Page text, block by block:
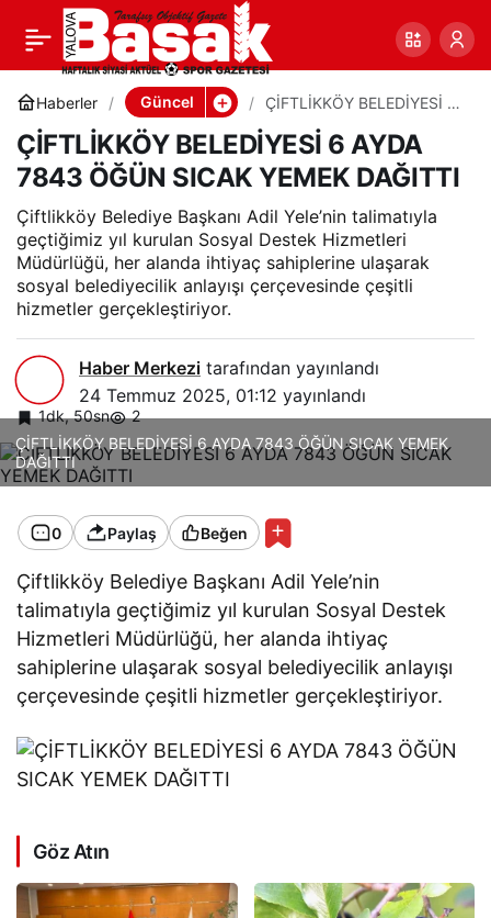
Haberler Güncel
ÇİFTLİKKÖY BELEDİYESİ 6
YEMEK DAĞITTI
ÇİFTLİKKÖY BELEDİYESİ 6 AYDA
7843 ÖĞÜN SICAK YEMEK DAĞITTI
Çiftlikköy Belediye Başkanı Adil Yele’nin talimatıyla
geçtiğimiz yıl kurulan Sosyal Destek Hizmetleri
Müdürlüğü, her alanda ihtiyaç sahiplerine ulaşarak
sosyal belediyecilik anlayışı çerçevesinde çeşitli
hizmetler gerçekleştiriyor.
Haber Merkezi tarafından yayınlandı
24 Temmuz 2025, 01:12 yayınlandı
1dk, 50sn
2
ÇİFTLİKKÖY BELEDİYESİ 6 AYDA 7843 ÖĞÜN SICAK YEMEK
DAĞITTI
0 Paylaş Beğen
Çiftlikköy Belediye Başkanı Adil Yele’nin
talimatıyla geçtiğimiz yıl kurulan Sosyal Destek
Hizmetleri Müdürlüğü, her alanda ihtiyaç
sahiplerine ulaşarak sosyal belediyecilik anlayışı
çerçevesinde çeşitli hizmetler gerçekleştiriyor.
Göz Atın
ÇİFTLİKKÖY BELEDİYESİ
6 AYDA 7843 ÖĞÜN
SICAK YEMEK DAĞITTI
0 Paylaş